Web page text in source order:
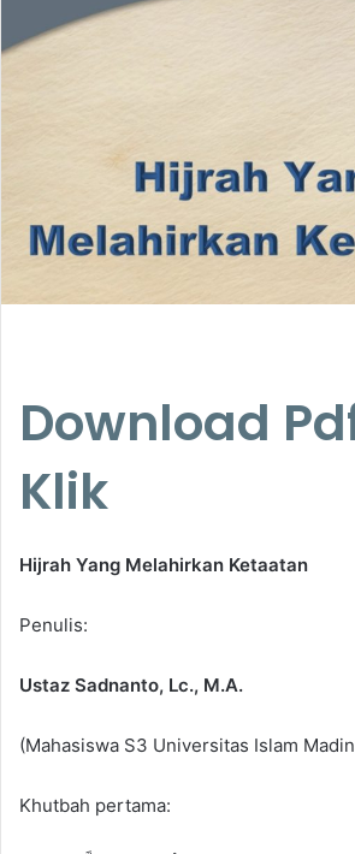
i
l
Download
Klik
Hijrah Yang Melahirkan Ketaatan
Penulis:
Ustaz Sadnanto, Lc., M.A.
(Mahasiswa S3 Universitas Islam
Khutbah pertama: